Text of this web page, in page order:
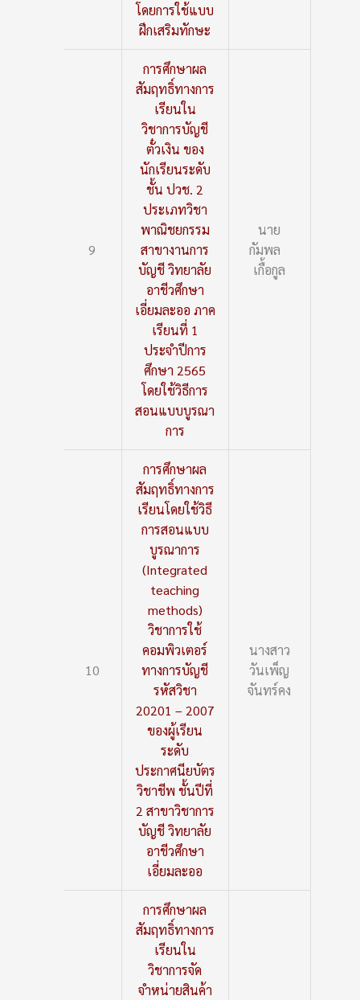
โดยการใช้แบบ
ฝึกเสริมทักษะ
9
การศึกษาผล
สัมฤทธิ์ทางการ
เรียนใน
วิชาการบัญชี
ตั๋วเงิน ของ
นักเรียนระดับ
ชั้น ปวช. 2
ประเภทวิชา
พาณิชยกรรม
สาขางานการ
บัญชี วิทยาลัย
อาชีวศึกษา
เอี่ยมละออ ภาค
เรียนที่ 1
ประจำปีการ
ศึกษา 2565
โดยใช้วิธีการ
สอนแบบบูรณา
การ
นาย
กัมพล
เกื้อกูล
10
การศึกษาผล
สัมฤทธิ์ทางการ
เรียนโดยใช้วิธี
การสอนแบบ
บูรณาการ
(Integrated
teaching
methods)
วิชาการใช้
คอมพิวเตอร์
ทางการบัญชี
รหัสวิชา
20201 – 2007
ของผู้เรียน
ระดับ
ประกาศนียบัตร
วิชาชีพ ชั้นปีที่
2 สาขาวิชาการ
บัญชี วิทยาลัย
อาชีวศึกษา
เอี่ยมละออ
นางสาว
วันเพ็ญ
จันทร์คง
การศึกษาผล
สัมฤทธิ์ทางการ
เรียนใน
วิชาการจัด
จำหน่ายสินค้า